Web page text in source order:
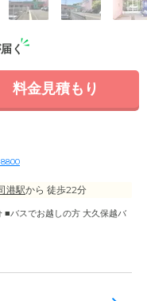
た明るい雰囲気のデ
ープホームです。
く
料金見積もり
港駅から 徒歩22分
■バスでお越しの方 大久保越バ